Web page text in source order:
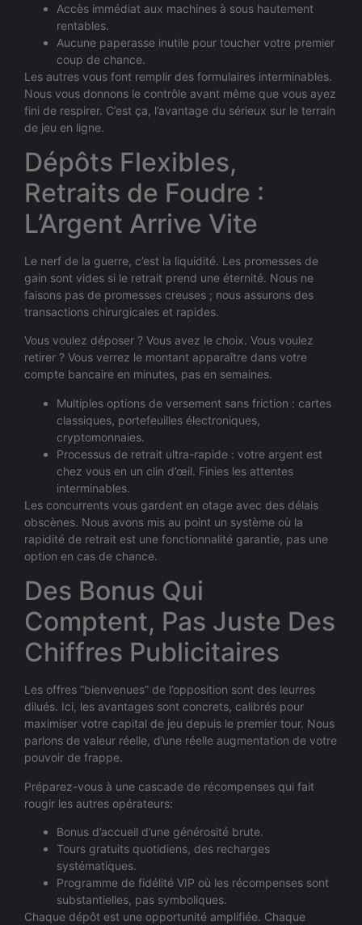
Accès immédiat aux machines à sous hautement
rentables.
Aucune paperasse inutile pour toucher votre premier
coup de chance.
Les autres vous font remplir des formulaires interminables.
Nous vous donnons le contrôle avant même que vous ayez
fini de respirer. C’est ça, l’avantage du sérieux sur le terrain
de jeu en ligne.
Dépôts Flexibles,
Retraits de Foudre :
L’Argent Arrive Vite
Le nerf de la guerre, c’est la liquidité. Les promesses de
gain sont vides si le retrait prend une éternité. Nous ne
faisons pas de promesses creuses ; nous assurons des
transactions chirurgicales et rapides.
Vous voulez déposer ? Vous avez le choix. Vous voulez
retirer ? Vous verrez le montant apparaître dans votre
compte bancaire en minutes, pas en semaines.
Multiples options de versement sans friction : cartes
classiques, portefeuilles électroniques,
cryptomonnaies.
Processus de retrait ultra-rapide : votre argent est
chez vous en un clin d’œil. Finies les attentes
interminables.
Les concurrents vous gardent en otage avec des délais
obscènes. Nous avons mis au point un système où la
rapidité de retrait est une fonctionnalité garantie, pas une
option en cas de chance.
Des Bonus Qui
Comptent, Pas Juste Des
Chiffres Publicitaires
Les offres “bienvenues” de l’opposition sont des leurres
dilués. Ici, les avantages sont concrets, calibrés pour
maximiser votre capital de jeu depuis le premier tour. Nous
parlons de valeur réelle, d’une réelle augmentation de votre
pouvoir de frappe.
Préparez-vous à une cascade de récompenses qui fait
rougir les autres opérateurs:
Bonus d’accueil d’une générosité brute.
Tours gratuits quotidiens, des recharges
systématiques.
Programme de fidélité VIP où les récompenses sont
substantielles, pas symboliques.
Chaque dépôt est une opportunité amplifiée. Chaque